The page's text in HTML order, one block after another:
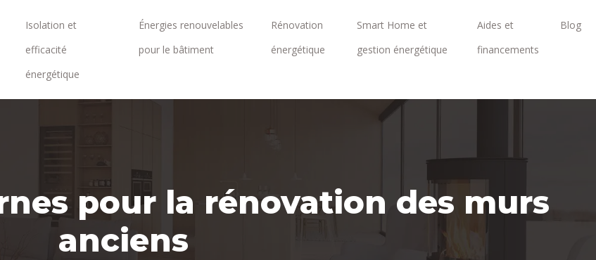
Isolation et
efficacité
énergétique
Énergies renouvelables
pour le bâtiment
Rénovation
énergétique
Smart Home et
gestion énergétique
Aides et
financements
Blog
pour la rénovation des murs
anciens